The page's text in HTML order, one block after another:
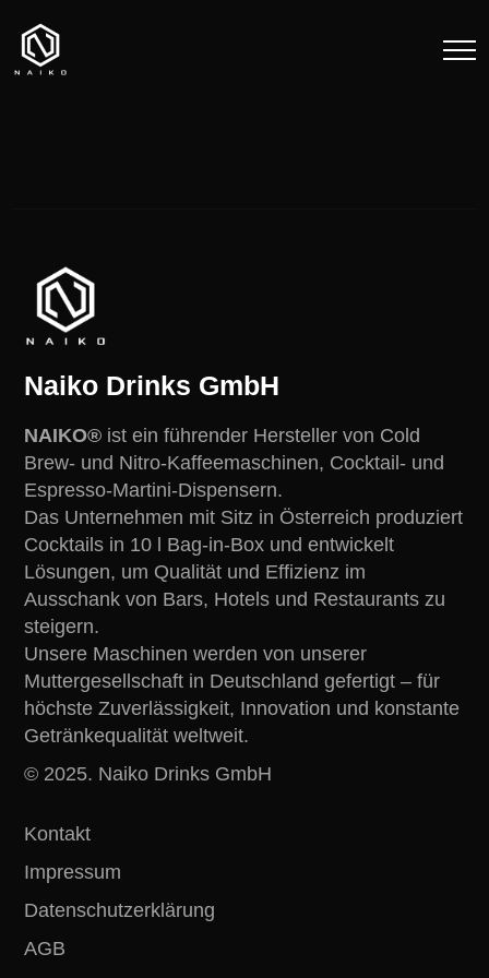
Naiko Drinks GmbH
NAIKO® ist ein führender Hersteller von Cold
Brew- und Nitro-Kaffeemaschinen, Cocktail- und
Espresso-Martini-Dispensern.
Das Unternehmen mit Sitz in Österreich produziert
Cocktails in 10 l Bag-in-Box und entwickelt
Lösungen, um Qualität und Effizienz im
Ausschank von Bars, Hotels und Restaurants zu
steigern.
Unsere Maschinen werden von unserer
Muttergesellschaft in Deutschland gefertigt – für
höchste Zuverlässigkeit, Innovation und konstante
Getränkequalität weltweit.
© 2025. Naiko Drinks GmbH
Kontakt
Impressum
Datenschutzerklärung
AGB